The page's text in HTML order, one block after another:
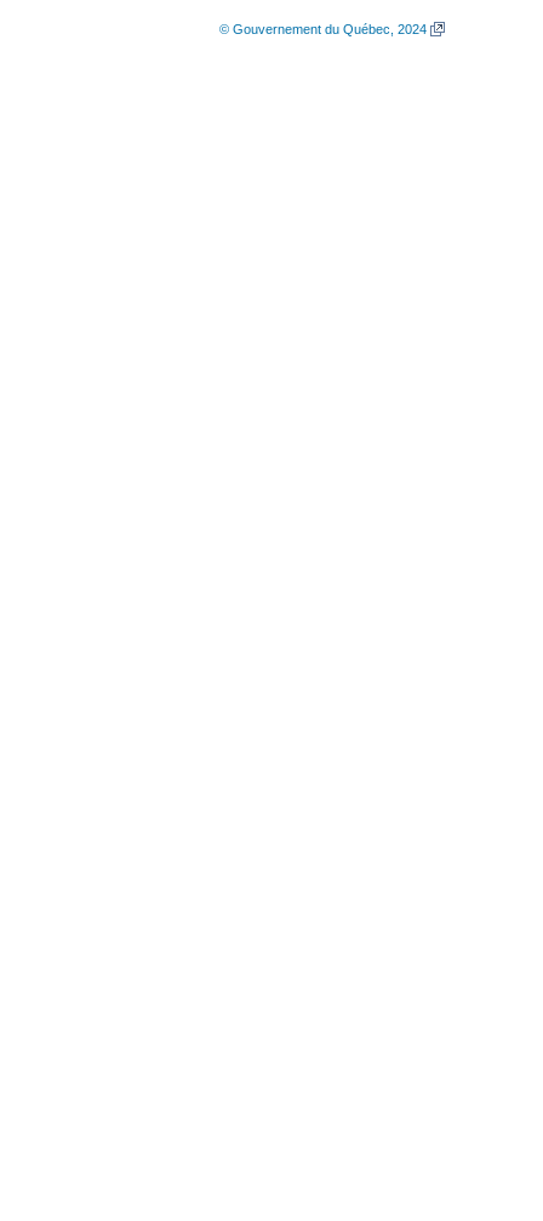
© Gouvernement du Québec, 2024